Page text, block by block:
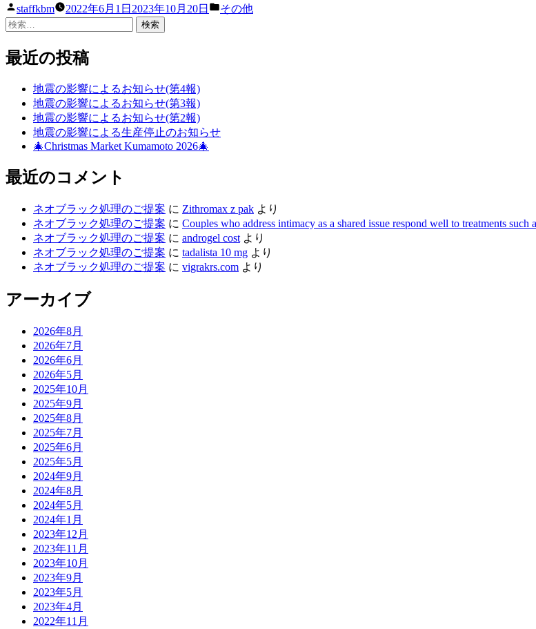
投
稿
staffkbm 2022年6月1日 2023年10月20日
カ
その他
検
最近の投稿
地震の影響によるお知らせ(第4報)
地震の影響によるお知らせ(第3報)
地震の影響によるお知らせ(第2報)
地震の影響による生産停止のお知らせ
🎄Christmas Market Kumamoto 2026🎄
最近のコメント
ネオブラック処理のご提案 に Zithromax z pak より
ネオブラック処理のご提案 に Couples who address intimacy as a shared issue respond well to treatments such
ネオブラック処理のご提案 に androgel cost より
ネオブラック処理のご提案 に tadalista 10 mg より
ネオブラック処理のご提案 に vigrakrs.com より
アーカイブ
2026年8月
2026年7月
2026年6月
2026年5月
2025年10月
2025年9月
2025年8月
2025年7月
2025年6月
2025年5月
2024年9月
2024年8月
2024年5月
2024年1月
2023年12月
2023年11月
2023年10月
2023年9月
2023年5月
2023年4月
2022年11月